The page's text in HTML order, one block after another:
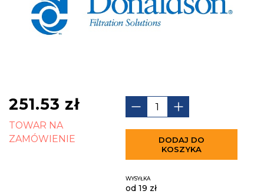
251.53 zł
TOWAR NA
ZAMÓWIENIE
DODAJ DO
KOSZYKA
WYSYŁKA
od 19 zł